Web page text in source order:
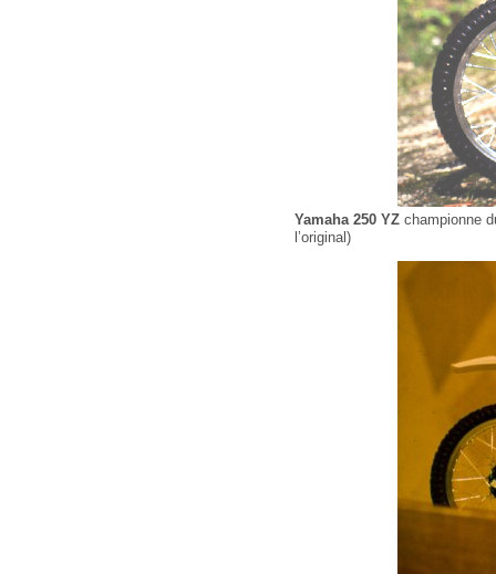
Yamaha 250 YZ championne
l’original)